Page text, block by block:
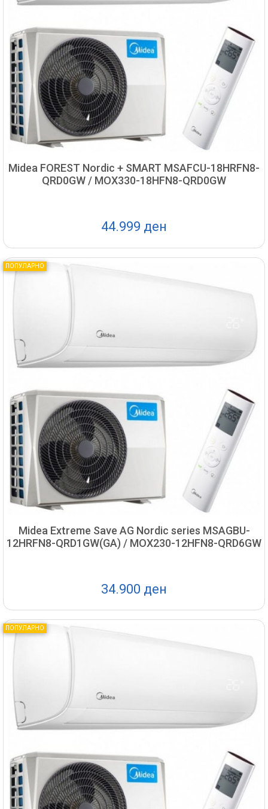
Midea FOREST Nordic + SMART MSAFCU-18HRFN8-
QRD0GW / MOX330-18HFN8-QRD0GW
44.999 ден
ПОПУЛАРНО
Midea Extreme Save AG Nordic series MSAGBU-
12HRFN8-QRD1GW(GA) / MOX230-12HFN8-QRD6GW
34.900 ден
ПОПУЛАРНО